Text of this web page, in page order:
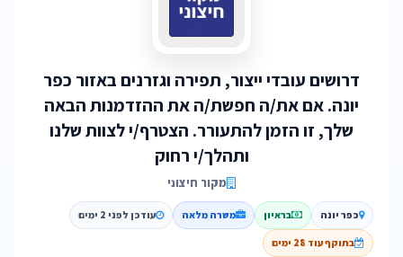
דרושים עובדי ייצור, תפירה וגזרנים באזור כפר
יונה. אם את/ה חפשת/ה את ההזדמנות הבאה
שלך, זו הזמן להתעורר. הצטרף/י לצוות שלנו
ותהלך/י רחוק
מקור חיצוני
כפר יונה בראיון משרה מלאה עודכן לפני 2 ימים
בתוקף עוד 28 ימים